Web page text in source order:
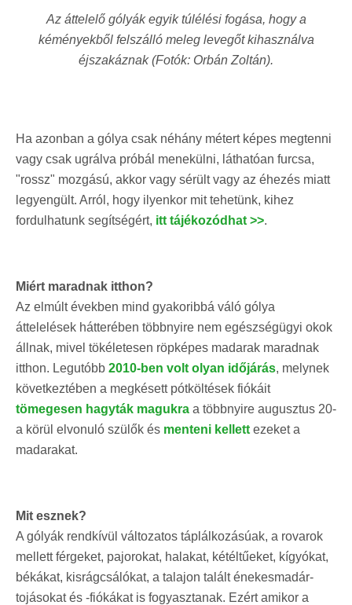
Az áttelelő gólyák egyik túlélési fogása, hogya
kéményekből felszálló meleg levegőt kihasználva
éjszakáznak (Fotók: Orbán Zoltán).
Ha azonban a gólya csak néhány métert képes megtenni
vagy csak ugrálva próbál menekülni, láthatóan furcsa,
"rossz" mozgású, akkor vagy sérült vagy az éhezés miatt
legyengült. Arról, hogy ilyenkor mit tehetünk, kihez
fordulhatunk segítségért, itt tájékozódhat >>.
Miért maradnak itthon?
Az elmúlt években mind gyakoribbá váló gólya
áttelelések hátterében többnyire nem egészségügyi okok
állnak, mivel tökéletesen röpképes madarak maradnak
itthon. Legutóbb 2010-ben volt olyan időjárás, melynek
következtében a megkésett pótköltések fiókáit
tömegesen hagyták magukra a többnyire augusztus 20-
a körül elvonuló szülők és menteni kellett ezeket a
madarakat.
Mit esznek?
A gólyák rendkívül változatos táplálkozásúak, a rovarok
mellett férgeket, pajorokat, halakat, kétéltűeket, kígyókat,
békákat, kisrágcsálókat, a talajon talált énekesmadár-
tojásokat és -fiókákat is fogyasztanak. Ezért amikor a